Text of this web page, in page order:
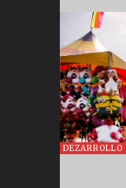
DEZARROLLO